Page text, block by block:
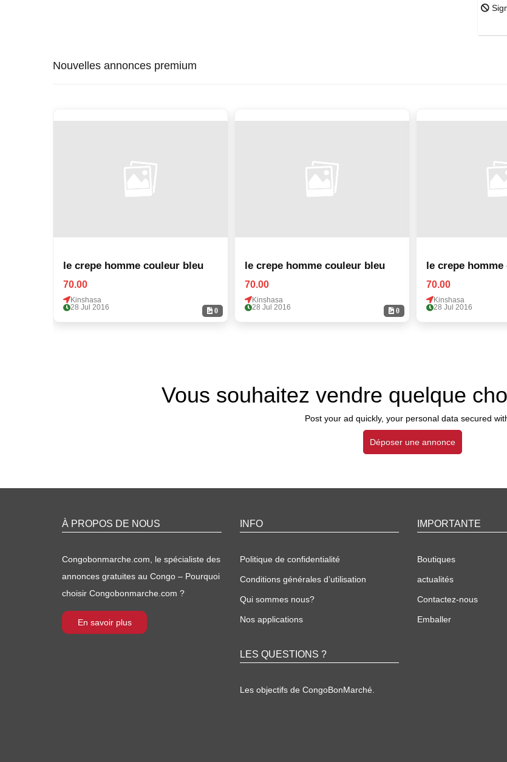
Nouvelles annonces premium
0
le crepe homme couleur bleu
70.00
Kinshasa
28 Jul 2016
0
le crepe homme couleur bleu
70.00
Kinshasa
28 Jul 2016
le crepe
70.00
Kinshasa
28 Jul 2016
Vous souhaitez vendre quelque
Post your ad quickly, your personal data secured
Déposer une annonce
À PROPOS DE NOUS
Congobonmarche.com, le spécialiste des
annonces gratuites au Congo – Pourquoi
choisir Congobonmarche.com ?
En savoir plus
INFO
Politique de confidentialité
Conditions générales d’utilisation
Qui sommes nous?
Nos applications
LES QUESTIONS ?
Les objectifs de CongoBonMarché.
IMPORTANTE
Boutiques
actualités
Contactez-nous
Emballer